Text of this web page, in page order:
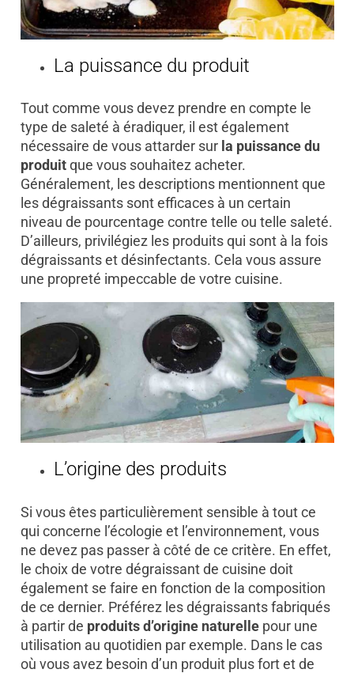
La puissance du produit
Tout comme vous devez prendre en compte le
type de saleté à éradiquer, il est également
nécessaire de vous attarder sur la puissance du
produitque vous souhaitez acheter.
Généralement, les descriptions mentionnent que
les dégraissants sont efficaces à un certain
niveau de pourcentage contre telle ou telle saleté.
D’ailleurs, privilégiez les produits qui sont à la fois
dégraissants et désinfectants. Cela vous assure
une propreté impeccable de votre cuisine.
L’origine des produits
Si vous êtes particulièrement sensible à tout ce
qui concerne l’écologie et l’environnement, vous
ne devez pas passer à côté de ce critère. En effet,
le choix de votre dégraissant de cuisine doit
également se faire en fonction de la composition
de ce dernier. Préférez les dégraissants fabriqués
à partir de produits d’origine naturellepour une
utilisation au quotidien par exemple. Dans le cas
où vous avez besoin d’un produit plus fort et de